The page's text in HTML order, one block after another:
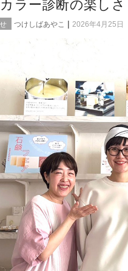
ラー診断の楽しさ
つけしばあやこ | 2026年4月25日